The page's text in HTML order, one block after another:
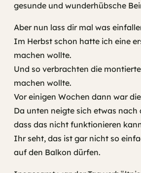
gesunde und wunderhübsche
Aber nun lass dir mal was
Im Herbst schon hatte ich eine
machen wollte.
Und so verbrachten die
machen wollte.
Vor einigen Wochen dann war
Da unten neigte sich etwas
dass das nicht funktionieren
Ihr seht, das ist gar nicht so
auf den Balkon dürfen.